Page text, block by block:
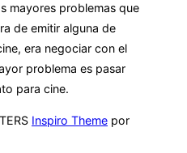
mayores problemas que
de emitir alguna de
era negociar con el
problema es pasar
para cine.
Inspiro Theme por